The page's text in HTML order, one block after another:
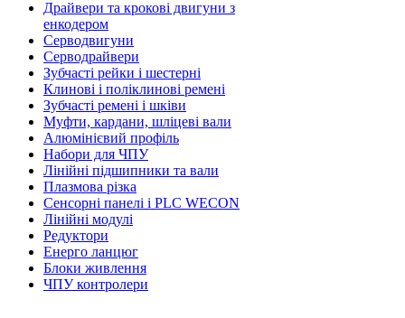
Драйвери та крокові двигуни з
енкодером
Серводвигуни
Серводрайвери
Зубчасті рейки і шестерні
Клинові і поліклинові ремені
Зубчасті ремені і шківи
Муфти, кардани, шліцеві вали
Алюмінієвий профіль
Набори для ЧПУ
Лінійні підшипники та вали
Плазмова різка
Сенсорні панелі і PLC WECON
Лінійні модулі
Редуктори
Енерго ланцюг
Блоки живлення
ЧПУ контролери